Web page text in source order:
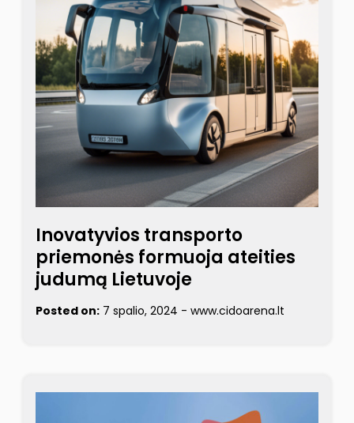
Inovatyvios transporto
priemonės formuoja ateities
judumą Lietuvoje
Posted on: 7 spalio, 2024 - www.cidoarena.lt